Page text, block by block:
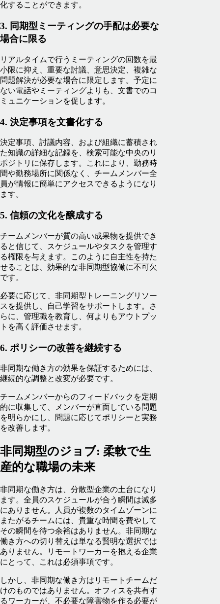
化することができます。
3. 同期型ミーティングの手配は必要な
場合に限る
リアルタイムで行うミーティングの回数を最
小限に抑え、重要な討議、意思決定、複雑な
問題解決が必要な場合に限定します。予定に
ない電話やミーティングよりも、文書でのコ
ミュニケーションを促します。
4. 決定事項を文書化する
決定事項、討議内容、および組織に蓄積され
た知識の詳細な記録を、検索可能な中央のリ
ポジトリに保存します。これにより、勤務時
間や勤務場所に関係なく、チームメンバー全
員が情報に簡単にアクセスできるようになり
ます。
5. 信頼の文化を醸成する
チームメンバーが質の高い成果物を提供でき
ると信じて、スケジュールやタスクを管理す
る権限を与えます。このように自主性を持た
せることは、効果的な非同期型協働に不可欠
です。
必要に応じて、非同期型トレーニングリソー
スを提供し、自己学習をサポートします。さ
らに、管理職を教育し、何よりもアウトプッ
トを高く評価させます。
6. ポリシーの改善を継続する
非同期な働き方の効果を保証するためには、
継続的な調整と改変が必要です。
チームメンバーからのフィードバックを定期
的に収集して、メンバーが直面している問題
を明らかにし、問題に応じてポリシーと実務
を改善します。
非同期型のジョブ: 柔軟で生
産的な職場の未来
非同期な働き方は、分散型企業の土台になり
ます。全員のスケジュールが合う瞬間は滅多
にありません。人員が複数のタイムゾーンに
またがるチームには、貴重な時間を費やして
その瞬間を待つ余裕はありません。非同期な
働き方への切り替えは単なる賢明な選択では
ありません。リモートワーカーを抱える企業
にとって、これは必須事項です。
しかし、非同期な働き方はリモートチームだ
けのものではありません。オフィスを共有す
るワーカーが、不必要な障害物を作る必要が